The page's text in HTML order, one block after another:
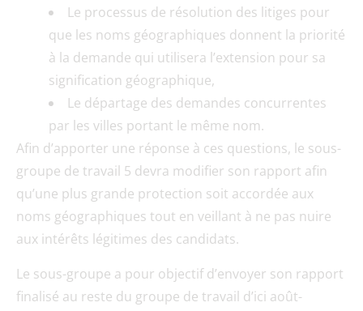
Le processus de résolution des litiges pour
que les noms géographiques donnent la priorité
à la demande qui utilisera l’extension pour sa
signification géographique,
Le départage des demandes concurrentes
par les villes portant le même nom.
Afin d’apporter une réponse à ces questions, le sous-
groupe de travail 5 devra modifier son rapport afin
qu’une plus grande protection soit accordée aux
noms géographiques tout en veillant à ne pas nuire
aux intérêts légitimes des candidats.
Le sous-groupe a pour objectif d’envoyer son rapport
finalisé au reste du groupe de travail d’ici août-